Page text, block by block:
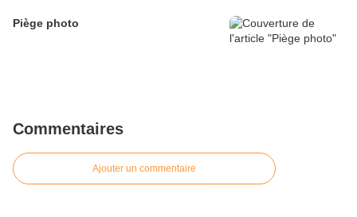
Piège photo
Commentaires
Ajouter un commentaire